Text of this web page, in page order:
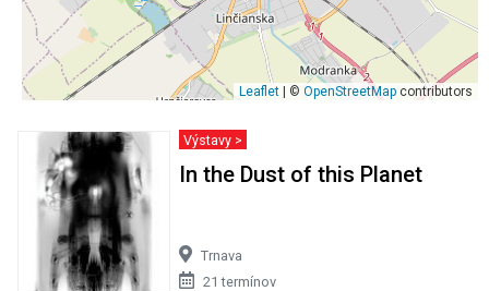
Leaflet | © OpenStreetMap contributors
Výstavy >
In the Dust of this Planet
Trnava
21 termínov